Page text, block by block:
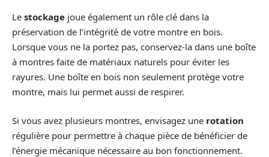
Le stockage joue également un rôle clé dans la
préservation de l’intégrité de votre montre en bois.
Lorsque vous ne la portez pas, conservez-la dans une boîte
à montres faite de matériaux naturels pour éviter les
rayures. Une boîte en bois non seulement protège votre
montre, mais lui permet aussi de respirer.
Si vous avez plusieurs montres, envisagez une rotation
régulière pour permettre à chaque pièce de bénéficier de
l’énergie mécanique nécessaire au bon fonctionnement.